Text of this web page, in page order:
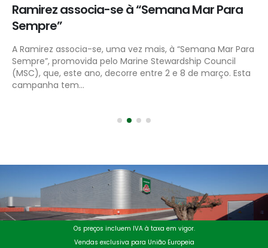
Ramirez associa-se à “Semana Mar Para
Sempre”
A Ramirez associa-se, uma vez mais, à “Semana Mar Para
Sempre”, promovida pelo Marine Stewardship Council
(MSC), que, este ano, decorre entre 2 e 8 de março. Esta
campanha tem...
Os preços incluem IVA à taxa em vigor.
Vendas exclusiva para União Europeia